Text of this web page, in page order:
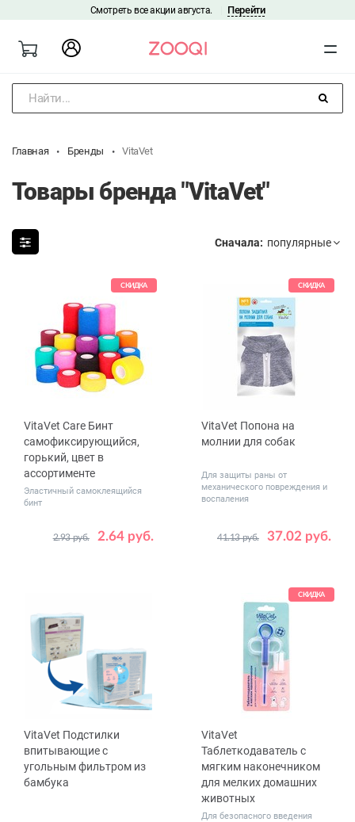
Смотреть все акции августа. Перейти
Найти...
Главная Бренды VitaVet
Товары бренда "VitaVet"
Сначала:
СКИДКА
VitaVet Care Бинт
самофиксирующийся,
горький, цвет в
ассортименте
Эластичный самоклеящийся
бинт
2.64 руб.
2.93 руб.
Размер
2.5 см x 4.5 м
СКИДКА
VitaVet Попона на
молнии для собак
Для защиты раны от
механического повреждения и
воспаления
37.02 руб.
41.13 руб.
Размер № 1
VitaVet Подстилки
впитывающие с
угольным фильтром из
бамбука
СКИДКА
VitaVet
Таблеткодаватель с
мягким наконечником
для мелких домашних
животных
Для безопасного введения